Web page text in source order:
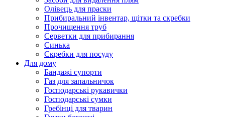
Олівець для праски
Прибиральний інвентар, щітки та скребки
Прочищення труб
Серветки для прибирання
Синька
Скребки для посуду
Для дому
Бандажі супорти
Газ для запальничок
Господарські рукавички
Господарські сумки
Гребінці для тварин